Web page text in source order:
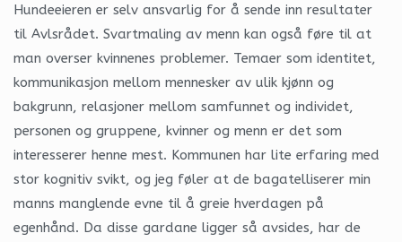
Hundeeieren er selv ansvarlig for å sende inn resultater
til Avlsrådet. Svartmaling av menn kan også føre til at
man overser kvinnenes problemer. Temaer som identitet,
kommunikasjon mellom mennesker av ulik kjønn og
bakgrunn, relasjoner mellom samfunnet og individet,
personen og gruppene, kvinner og menn er det som
interesserer henne mest. Kommunen har lite erfaring med
stor kognitiv svikt, og jeg føler at de bagatelliserer min
manns manglende evne til å greie hverdagen på
egenhånd. Da disse gardane ligger så avsides, har de